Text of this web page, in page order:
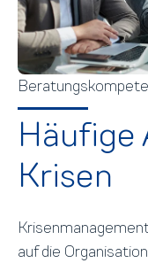
Häufige
Krisen
auf die